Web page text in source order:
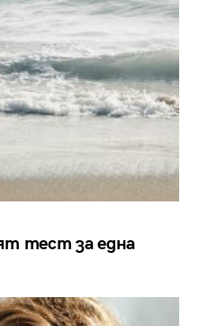
тест за една